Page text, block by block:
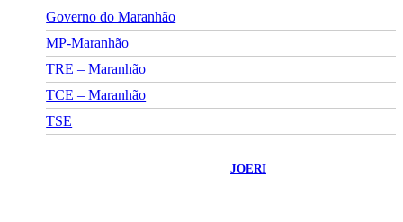
Governo do Maranhão
MP-Maranhão
TRE – Maranhão
TCE – Maranhão
TSE
JOERI